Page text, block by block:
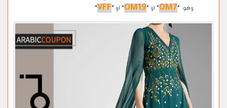
وهو: "
OM7
" او "
OM19
" او ​ "
VFF
"